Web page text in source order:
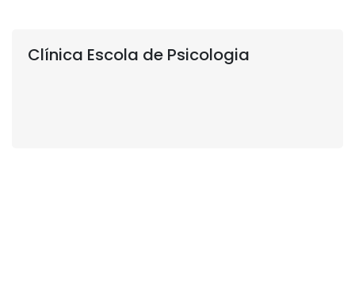
Clínica Escola de Psicologia